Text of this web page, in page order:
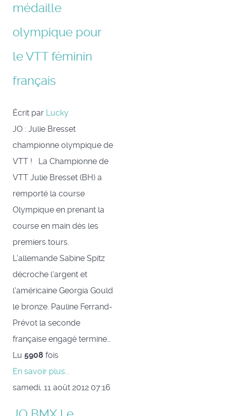
médaille
olympique pour
le VTT féminin
français
Écrit par Lucky
JO : Julie Bresset
championne olympique de
VTT ! La Championne de
VTT Julie Bresset (BH) a
remporté la course
Olympique en prenant la
course en main dès les
premiers tours.
L'allemande Sabine Spitz
décroche l'argent et
l'américaine Georgia Gould
le bronze. Pauline Ferrand-
Prévot la seconde
française engagé termine…
Lu 5908 fois
En savoir plus...
samedi, 11 août 2012 07:16